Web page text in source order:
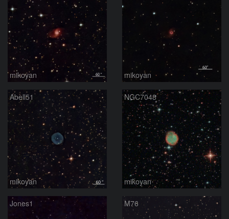
mikoyan mikoyan
Abell51
mikoyan
NGC7048
mikoyan
Jones1 M76